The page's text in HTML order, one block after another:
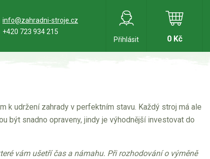
info@zahradni-stroje.cz
+420 723 934 215
Přihlásit
0 Kč
k udržení zahrady v perfektním stavu. Každý stroj má ale
být snadno opraveny, jindy je výhodnější investovat do
vám ušetří čas a námahu. Při rozhodování o výměně